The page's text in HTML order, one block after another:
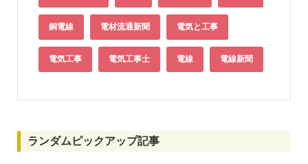
銅電線 電材流通新聞 電気と工事
電気工事 電気工事士 電線 電線新聞
ランダムピックアップ記事